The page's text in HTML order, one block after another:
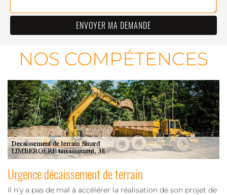
NOS COMPÉTENCES
Urgence décaissement de terrain
Il n’y a pas de mal à accélérer la réalisation de son projet de